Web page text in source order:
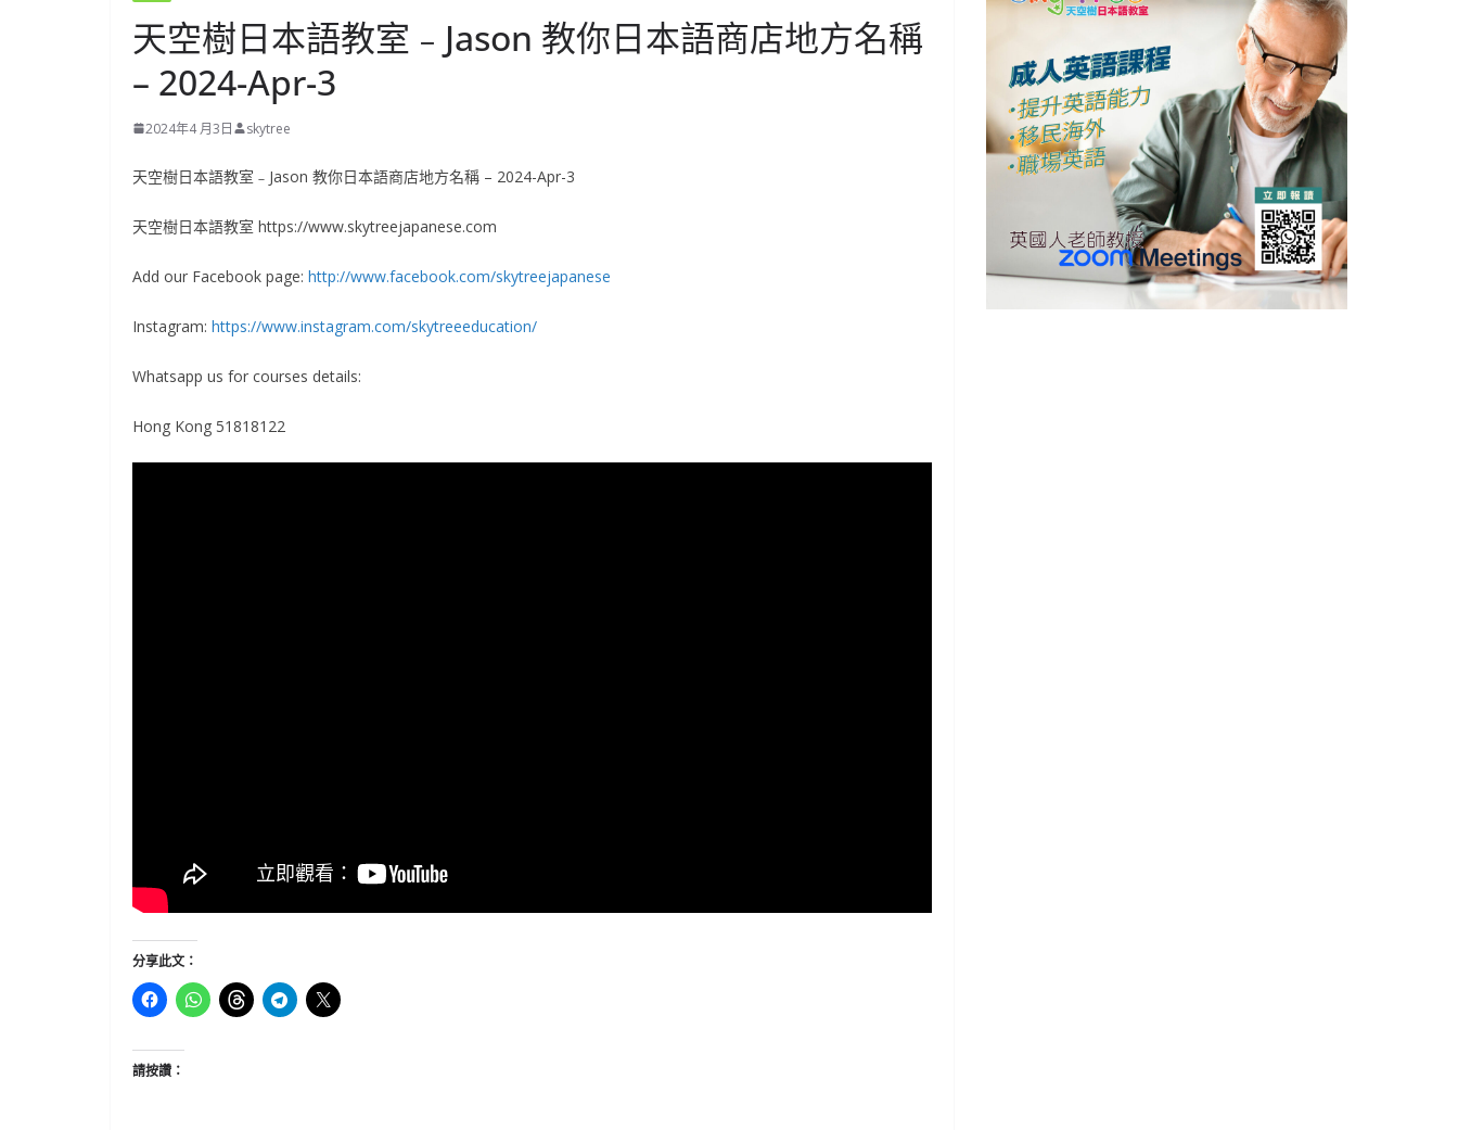
天空樹日本語教室﹣Jason 教你日本語商店地方名稱
– 2024-Apr-3
2024年4 月3日 skytree
天空樹日本語教室﹣Jason 教你日本語商店地方名稱 – 2024-Apr-3
天空樹日本語教室 https://www.skytreejapanese.com
Add our Facebook page: http://www.facebook.com/skytreejapanese
Instagram: https://www.instagram.com/skytreeeducation/
Whatsapp us for courses details:
Hong Kong 51818122
分享此文：
請按讚：